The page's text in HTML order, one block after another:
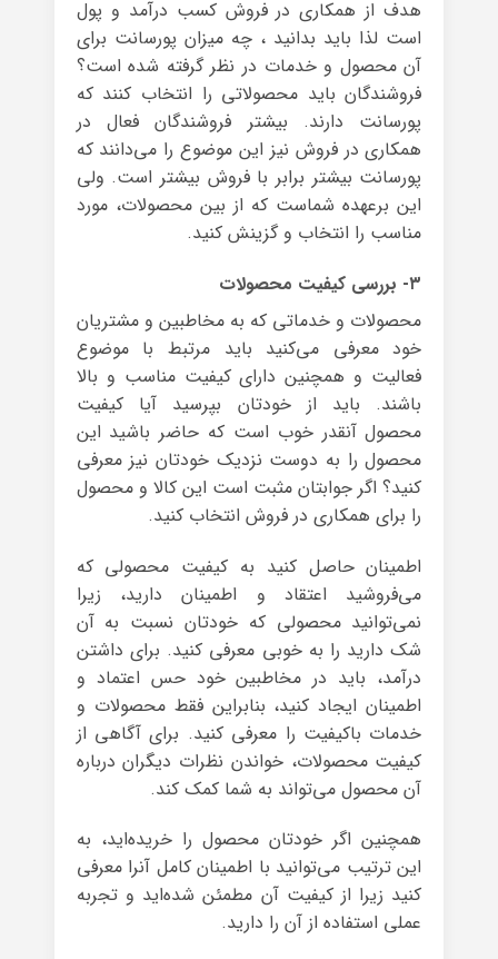
هدف از همکاری در فروش کسب درآمد و پول
است لذا باید بدانید ، چه میزان پورسانت برای
آن محصول و خدمات در نظر گرفته شده است؟
فروشندگان باید محصولاتی را انتخاب کنند که
پورسانت دارند. بیشتر فروشندگان فعال در
همکاری در فروش نیز این موضوع را می‌دانند که
پورسانت بیشتر برابر با فروش بیشتر است. ولی
این برعهده شماست که از بین محصولات، مورد
مناسب را انتخاب و گزینش کنید.
۳- بررسی کیفیت محصولات
محصولات و خدماتی که به مخاطبین و مشتریان
خود معرفی می‌کنید باید مرتبط با موضوع
فعالیت و همچنین دارای کیفیت مناسب و بالا
باشند. باید از خودتان بپرسید آیا کیفیت
محصول آنقدر خوب است که حاضر باشید این
محصول را به دوست نزدیک خودتان نیز معرفی
کنید؟ اگر جوابتان مثبت است این کالا و محصول
را برای همکاری در فروش انتخاب کنید.
اطمینان حاصل کنید به کیفیت محصولی که
می‌فروشید اعتقاد و اطمینان دارید، زیرا
نمی‌توانید محصولی که خودتان نسبت به آن
شک دارید را به خوبی معرفی کنید. برای داشتن
درآمد، باید در مخاطبین خود حس اعتماد و
اطمینان ایجاد کنید، بنابراین فقط محصولات و
خدمات باکیفیت را معرفی کنید. برای آگاهی از
کیفیت محصولات، خواندن نظرات دیگران درباره
آن محصول می‌تواند به شما کمک کند.
همچنین اگر خودتان محصول را خریده‌اید، به
این ترتیب می‌توانید با اطمینان کامل آنرا معرفی
کنید زیرا از کیفیت آن مطمئن شده‌اید و تجربه
عملی استفاده از آن را دارید.